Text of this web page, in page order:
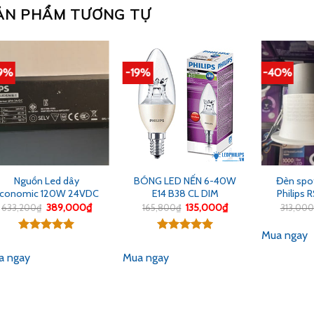
PHẨM TƯƠNG TỰ
Nguồn Led dây
120W 24VDC
633,200₫ Giá
gốc
là:
389,000₫Giá
hiện
5 sao
ngay
-19%
BÓNG LED NẾN 6-40W
E14 B38 CL DIM
165,800₫ Giá
gốc
là:
135,000₫Giá
hiện
5 sao
Mua ngay
-40%
Đèn
Philips
313,000
Mua ngay